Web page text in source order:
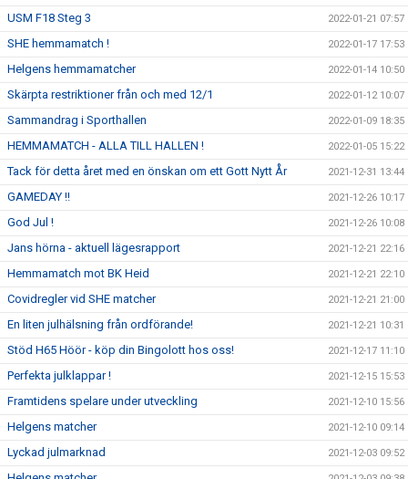
USM F18 Steg 3 2022-01-21 07:57
SHE hemmamatch ! 2022-01-17 17:53
Helgens hemmamatcher 2022-01-14 10:50
Skärpta restriktioner från och med 12/1 2022-01-12 10:07
Sammandrag i Sporthallen 2022-01-09 18:35
HEMMAMATCH - ALLA TILL HALLEN ! 2022-01-05 15:22
Tack för detta året med en önskan om ett Gott Nytt År 2021-12-31 13:44
GAMEDAY !! 2021-12-26 10:17
God Jul ! 2021-12-26 10:08
Jans hörna - aktuell lägesrapport 2021-12-21 22:16
Hemmamatch mot BK Heid 2021-12-21 22:10
Covidregler vid SHE matcher 2021-12-21 21:00
En liten julhälsning från ordförande! 2021-12-21 10:31
Stöd H65 Höör - köp din Bingolott hos oss! 2021-12-17 11:10
Perfekta julklappar ! 2021-12-15 15:53
Framtidens spelare under utveckling 2021-12-10 15:56
Helgens matcher 2021-12-10 09:14
Lyckad julmarknad 2021-12-03 09:52